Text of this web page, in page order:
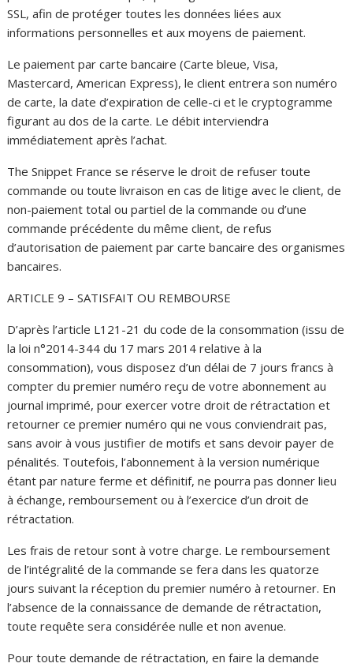
SSL, afin de protéger toutes les données liées aux
informations personnelles et aux moyens de paiement.
Le paiement par carte bancaire (Carte bleue, Visa,
Mastercard, American Express), le client entrera son numéro
de carte, la date d’expiration de celle-ci et le cryptogramme
figurant au dos de la carte. Le débit interviendra
immédiatement après l’achat.
The Snippet France se réserve le droit de refuser toute
commande ou toute livraison en cas de litige avec le client, de
non-paiement total ou partiel de la commande ou d’une
commande précédente du même client, de refus
d’autorisation de paiement par carte bancaire des organismes
bancaires.
ARTICLE 9 – SATISFAIT OU REMBOURSE
D’après l’article L121-21 du code de la consommation (issu de
la loi n°2014-344 du 17 mars 2014 relative à la
consommation), vous disposez d’un délai de 7 jours francs à
compter du premier numéro reçu de votre abonnement au
journal imprimé, pour exercer votre droit de rétractation et
retourner ce premier numéro qui ne vous conviendrait pas,
sans avoir à vous justifier de motifs et sans devoir payer de
pénalités. Toutefois, l’abonnement à la version numérique
étant par nature ferme et définitif, ne pourra pas donner lieu
à échange, remboursement ou à l’exercice d’un droit de
rétractation.
Les frais de retour sont à votre charge. Le remboursement
de l’intégralité de la commande se fera dans les quatorze
jours suivant la réception du premier numéro à retourner. En
l’absence de la connaissance de demande de rétractation,
toute requête sera considérée nulle et non avenue.
Pour toute demande de rétractation, en faire la demande